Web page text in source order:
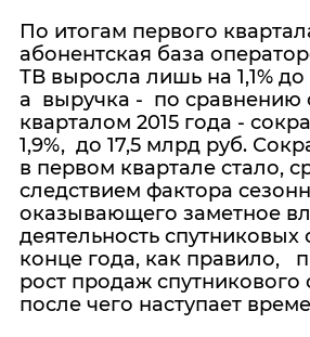
По итогам первого
абонентская база
ТВ выросла лишь на 1,1% до
а выручка - по сравнению
кварталом 2015 года -
1,9%, до 17,5 млрд руб.
в первом квартале стало,
следствием фактора
оказывающего заметное
деятельность
конце года, как правило,
рост продаж спутникового
после чего наступает